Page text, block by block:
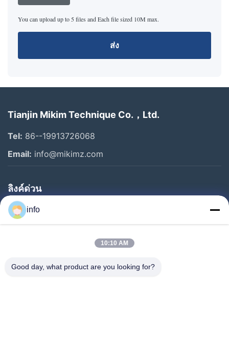
You can upload up to 5 files and Each file sized 10M max.
ส่ง
Tianjin Mikim Technique Co.，Ltd.
Tel: 86--19913726068
Email: info@mikimz.com
ลิงค์ด่วน
บ้าน
สินค้า
เกี่ยวกับเรา
info
10:10 AM
Good day, what product are you looking for?